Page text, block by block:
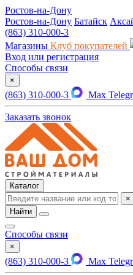
Ростов-на-Дону
Ростов-на-Дону Батайск
(863) 310-000-3
Магазины Клуб покупателей
Вход или регистрация
Способы связи
×
(863) 310-000-3 Max
Заказать звонок
Каталог
×
Найти
Способы связи
×
(863) 310-000-3 Max